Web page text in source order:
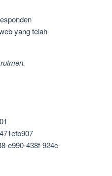
yang telah
e990-438f-924c-